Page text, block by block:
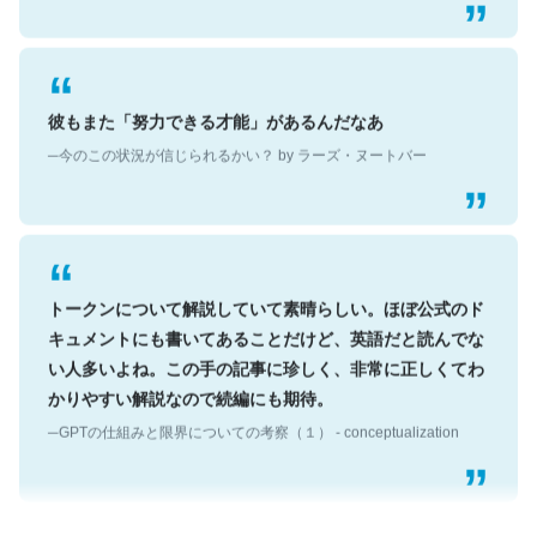
彼もまた「努力できる才能」があるんだなあ
トークンについて解説していて素晴らしい。ほぼ公式のド
キュメントにも書いてあることだけど、英語だと読んでな
い人多いよね。この手の記事に珍しく、非常に正しくてわ
かりやすい解説なので続編にも期待。